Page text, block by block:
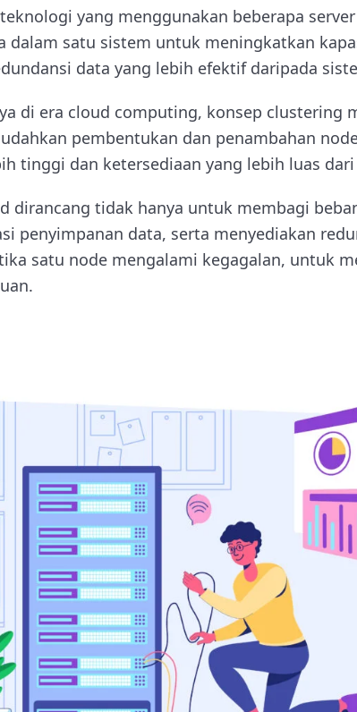
yang menggunakan beberapa
dalam satu sistem untuk meningkatkan
data yang lebih efektif daripada
di era cloud computing, konsep clustering
pembentukan dan penambahan
tinggi dan ketersediaan yang lebih luas
dirancang tidak hanya untuk membagi
penyimpanan data, serta menyediakan
satu node mengalami kegagalan, untuk